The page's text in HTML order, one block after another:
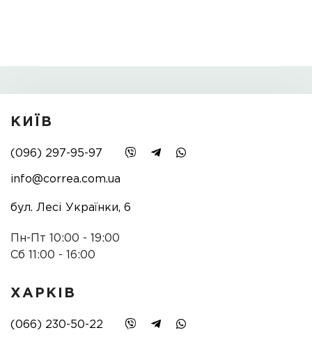
КИЇВ
(096) 297-95-97
info@correa.com.ua
бул. Лесі Українки, 6
Пн-Пт 10:00 - 19:00
Сб 11:00 - 16:00
ХАРКІВ
(066) 230-50-22